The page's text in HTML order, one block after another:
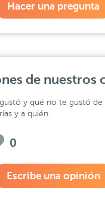
Hacer una pregunta
de nuestros
y qué no te gustó
y a quién.
0
Escribe una opinión